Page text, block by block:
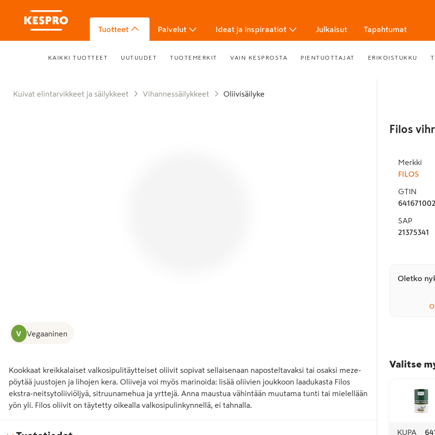
Tuotteet Palvelut Ideat ja inspiraatiot Julkaisut Tapahtumat
KAIKKI TUOTTEET UUTUUDET TUOTEMERKIT VAIN KESPROSTA PIENTUOTTAJAT ERIKOISTUKKU
Kuivat elintarvikkeet ja säilykkeet Vihannessäilykkeet Oliivisäilyke
V Vegaaninen
Kookkaat kreikkalaiset valkosipulitäytteiset oliivit sopivat sellaisenaan naposteltavaksi tai osaksi meze-
pöytää juustojen ja lihojen kera. Oliiveja voi myös marinoida: lisää oliivien joukkoon laadukasta Filos
ekstra-neitsytoliiviöljyä, sitruunamehua ja yrttejä. Anna maustua vähintään muutama tunti tai mielellään
yön yli. Filos oliivit on täytetty oikealla valkosipulinkynnellä, ei tahnalla.
Filos
Merkki
FILOS
GTIN
SAP
21375341
Oletko
Valitse
KUPA